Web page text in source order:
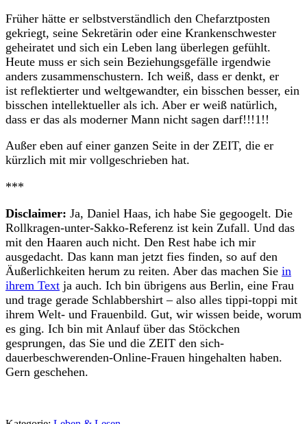
Früher hätte er selbstverständlich den Chefarztposten
gekriegt, seine Sekretärin oder eine Krankenschwester
geheiratet und sich ein Leben lang überlegen gefühlt.
Heute muss er sich sein Beziehungsgefälle irgendwie
anders zusammenschustern. Ich weiß, dass er denkt, er
ist reflektierter und weltgewandter, ein bisschen besser, ein
bisschen intellektueller als ich. Aber er weiß natürlich,
dass er das als moderner Mann nicht sagen darf!!!1!!
Außer eben auf einer ganzen Seite in der ZEIT, die er
kürzlich mit mir vollgeschrieben hat.
***
Disclaimer: Ja, Daniel Haas, ich habe Sie gegoogelt. Die
Rollkragen-unter-Sakko-Referenz ist kein Zufall. Und das
mit den Haaren auch nicht. Den Rest habe ich mir
ausgedacht. Das kann man jetzt fies finden, so auf den
Äußerlichkeiten herum zu reiten. Aber das machen Sie in
ihrem Text ja auch. Ich bin übrigens aus Berlin, eine Frau
und trage gerade Schlabbershirt – also alles tippi-toppi mit
ihrem Welt- und Frauenbild. Gut, wir wissen beide, worum
es ging. Ich bin mit Anlauf über das Stöckchen
gesprungen, das Sie und die ZEIT den sich-
dauerbeschwerenden-Online-Frauen hingehalten haben.
Gern geschehen.